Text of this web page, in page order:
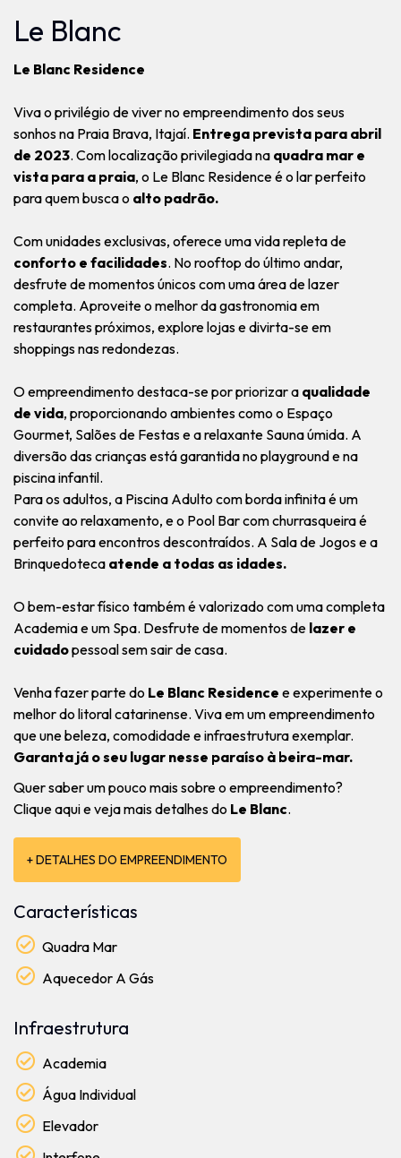
Le Blanc
Le Blanc Residence
Viva o privilégio de viver no empreendimento dos seus
sonhos na Praia Brava, Itajaí. Entrega prevista para abril
de 2023. Com localização privilegiada na quadra mar e
vista para a praia, o Le Blanc Residence é o lar perfeito
para quem busca o alto padrão.
Com unidades exclusivas, oferece uma vida repleta de
conforto e facilidades. No rooftop do último andar,
desfrute de momentos únicos com uma área de lazer
completa. Aproveite o melhor da gastronomia em
restaurantes próximos, explore lojas e divirta-se em
shoppings nas redondezas.
O empreendimento destaca-se por priorizar a qualidade
de vida, proporcionando ambientes como o Espaço
Gourmet, Salões de Festas e a relaxante Sauna úmida. A
diversão das crianças está garantida no playground e na
piscina infantil.
Para os adultos, a Piscina Adulto com borda infinita é um
convite ao relaxamento, e o Pool Bar com churrasqueira é
perfeito para encontros descontraídos. A Sala de Jogos e a
Brinquedoteca atende a todas as idades.
O bem-estar físico também é valorizado com uma completa
Academia e um Spa. Desfrute de momentos de lazer e
cuidadopessoal sem sair de casa.
Venha fazer parte do Le Blanc Residence e experimente o
melhor do litoral catarinense. Viva em um empreendimento
que une beleza, comodidade e infraestrutura exemplar.
Garanta já o seu lugar nesse paraíso à beira-mar.
Quer saber um pouco mais sobre o empreendimento?
Clique aqui e veja mais detalhes do Le Blanc.
+ DETALHES DO EMPREENDIMENTO
Características
Quadra Mar
Aquecedor A Gás
Infraestrutura
Academia
Água Individual
Elevador